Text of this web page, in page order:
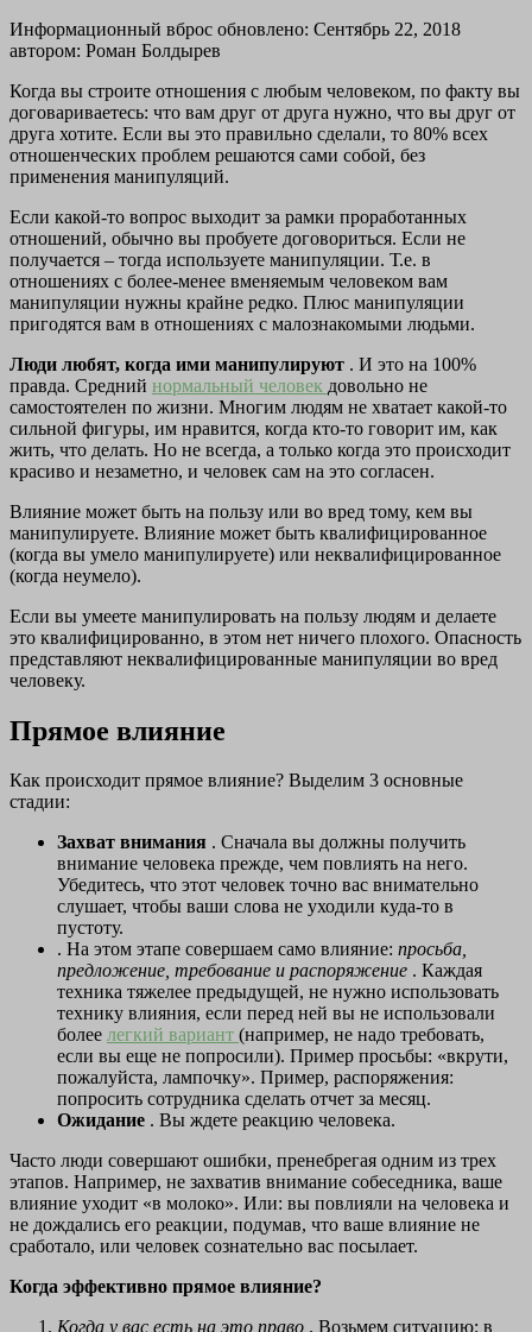
Информационный вброс обновлено: Сентябрь 22, 2018
автором: Роман Болдырев
Когда вы строите отношения с любым человеком, по факту вы
договариваетесь: что вам друг от друга нужно, что вы друг от
друга хотите. Если вы это правильно сделали, то 80% всех
отношенческих проблем решаются сами собой, без
применения манипуляций.
Если какой-то вопрос выходит за рамки проработанных
отношений, обычно вы пробуете договориться. Если не
получается – тогда используете манипуляции. Т.е. в
отношениях с более-менее вменяемым человеком вам
манипуляции нужны крайне редко. Плюс манипуляции
пригодятся вам в отношениях с малознакомыми людьми.
Люди любят, когда ими манипулируют . И это на 100%
правда. Средний нормальный человек довольно не
самостоятелен по жизни. Многим людям не хватает какой-то
сильной фигуры, им нравится, когда кто-то говорит им, как
жить, что делать. Но не всегда, а только когда это происходит
красиво и незаметно, и человек сам на это согласен.
Влияние может быть на пользу или во вред тому, кем вы
манипулируете. Влияние может быть квалифицированное
(когда вы умело манипулируете) или неквалифицированное
(когда неумело).
Если вы умеете манипулировать на пользу людям и делаете
это квалифицированно, в этом нет ничего плохого. Опасность
представляют неквалифицированные манипуляции во вред
человеку.
Прямое влияние
Как происходит прямое влияние? Выделим 3 основные
стадии:
Захват внимания . Сначала вы должны получить
внимание человека прежде, чем повлиять на него.
Убедитесь, что этот человек точно вас внимательно
слушает, чтобы ваши слова не уходили куда-то в
пустоту.
. На этом этапе совершаем само влияние: просьба,
предложение, требование и распоряжение . Каждая
техника тяжелее предыдущей, не нужно использовать
технику влияния, если перед ней вы не использовали
более легкий вариант (например, не надо требовать,
если вы еще не попросили). Пример просьбы: «вкрути,
пожалуйста, лампочку». Пример, распоряжения:
попросить сотрудника сделать отчет за месяц.
Ожидание . Вы ждете реакцию человека.
Часто люди совершают ошибки, пренебрегая одним из трех
этапов. Например, не захватив внимание собеседника, ваше
влияние уходит «в молоко». Или: вы повлияли на человека и
не дождались его реакции, подумав, что ваше влияние не
сработало, или человек сознательно вас посылает.
Когда эффективно прямое влияние?
Когда у вас есть на это право . Возьмем ситуацию: в